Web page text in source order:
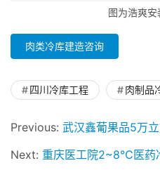
图为浩爽
肉类冷库建造咨询
四川冷库工程 肉制品
Previous: 武汉鑫葡果品5万立方米
Next: 重庆医工院2~8℃医药